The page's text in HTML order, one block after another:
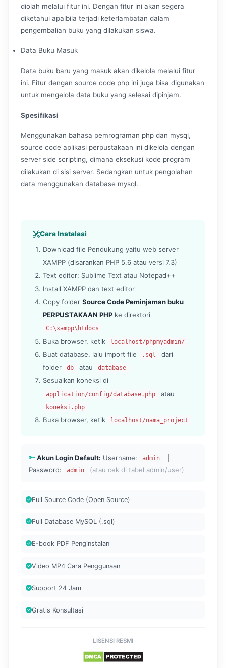
diolah melalui fitur ini. Dengan fitur ini akan segera
diketahui apalbila terjadi keterlambatan dalam
pengembalian buku yang dilakukan siswa.
Data Buku Masuk
Data buku baru yang masuk akan dikelola melalui fitur
ini. Fitur dengan source code php ini juga bisa digunakan
untuk mengelola data buku yang selesai dipinjam.
Spesifikasi
Menggunakan bahasa pemrograman php dan mysql,
source code aplikasi perpustakaan ini dikelola dengan
server side scripting, dimana eksekusi kode program
dilakukan di sisi server. Sedangkan untuk pengolahan
data menggunakan database mysql.
Cara Instalasi
Download file Pendukung yaitu web server
XAMPP (disarankan PHP 5.6 atau versi 7.3)
Text editor: Sublime Text atau Notepad++
Install XAMPP dan text editor
Copy folder Source Code Peminjaman buku
PERPUSTAKAAN PHP ke direktori
C:\xampp\htdocs
Buka browser, ketik localhost/phpmyadmin/
Buat database, lalu import file .sql
dari
folder
db atau database
Sesuaikan koneksi di
application/config/database.php atau
koneksi.php
Buka browser, ketik localhost/nama_project
Akun Login Default: Username: admin
Password:
admin (atau cek di tabel admin/user)
Full Source Code (Open Source)
Full Database MySQL (.sql)
E-book PDF Penginstalan
Video MP4 Cara Penggunaan
Support 24 Jam
Gratis Konsultasi
LISENSI RESMI